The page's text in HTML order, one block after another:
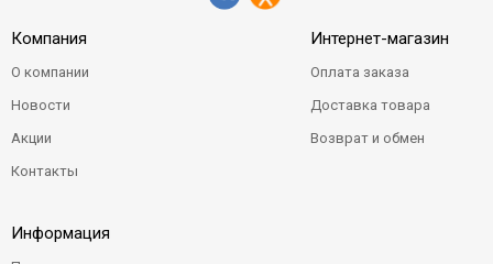
Компания
О компании
Новости
Акции
Контакты
Интернет-магазин
Оплата заказа
Доставка товара
Возврат и обмен
Информация